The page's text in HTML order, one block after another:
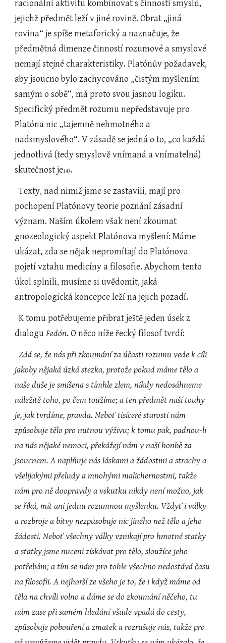
racionální aktivitu kombinovat s činností smyslů,
jejichž předmět leží v jiné rovině. Obrat „jiná
rovina“ je spíše metaforický a naznačuje, že
předmětná dimenze činností rozumové a smyslové
nemají stejné charakteristiky. Platónův požadavek,
aby jsoucno bylo zachycováno „čistým myšlením
samým o sobě“, má proto svou jasnou logiku.
Specifický předmět rozumu nepředstavuje pro
Platóna nic „tajemně nehmotného a
nadsmyslového“. V zásadě se jedná o to, „co každá
jednotlivá (tedy smyslově vnímaná a vnímatelná)
skutečnost je14).
  Texty, nad nimiž jsme se zastavili, mají pro
pochopení Platónovy teorie poznání zásadní
význam. Naším úkolem však není zkoumat
gnozeologický aspekt Platónova myšlení: Máme
ukázat, zda se nějak nepromítají do Platónova
pojetí vztahu medicíny a filosofie. Abychom tento
úkol splnili, musíme si uvědomit, jaká
antropologická koncepce leží na jejich pozadí.
  K tomu potřebujeme přibrat ještě jeden úsek z
dialogu Fedón. O něco níže řecký filosof tvrdí:
Zdá se, že nás při zkoumání za účasti rozumu vede k cíli
jakoby nějaká úzká stezka, protože pokud máme tělo a
naše duše je smíšena s tímhle zlem, nikdy nedosáhneme
náležitě toho, po čem toužíme; a ten předmět naší touhy
je, jak tvrdíme, pravda. Neboť tisíceré starosti nám
způsobuje tělo pro nutnou výživu; k tomu pak, padnou-li
na nás nějaké nemoci, překážejí nám v naší honbě za
jsoucnem. A naplňuje nás láskami a žádostmi a strachy a
všelijakými přeludy a mnohými malichernostmi, takže
nám pro ně doopravdy a vskutku nikdy není možno, jak
se říká, mít ani jednu rozumnou myšlenku. Vždyť i války
a rozbroje a bitvy nezpůsobuje nic jiného než tělo a jeho
žádosti. Neboť všechny války vznikají pro hmotné statky
a statky jsme nuceni získávat pro tělo, sloužíce jeho
potřebám; a tím se nám pro tohle všechno nedostává času
na filosofii. A nejhorší ze všeho je to, že i když máme od
těla na chvíli volno a dáme se do zkoumání něčeho, tu
nám zase při samém hledání všude vpadá do cesty,
způsobuje pobouření a zmatek a rozrušuje nás, takže pro